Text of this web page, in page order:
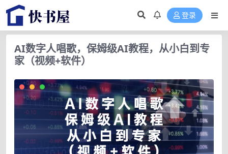
登录
AI数字人唱歌，保姆级AI教程，从小白到专
家（视频+软件）